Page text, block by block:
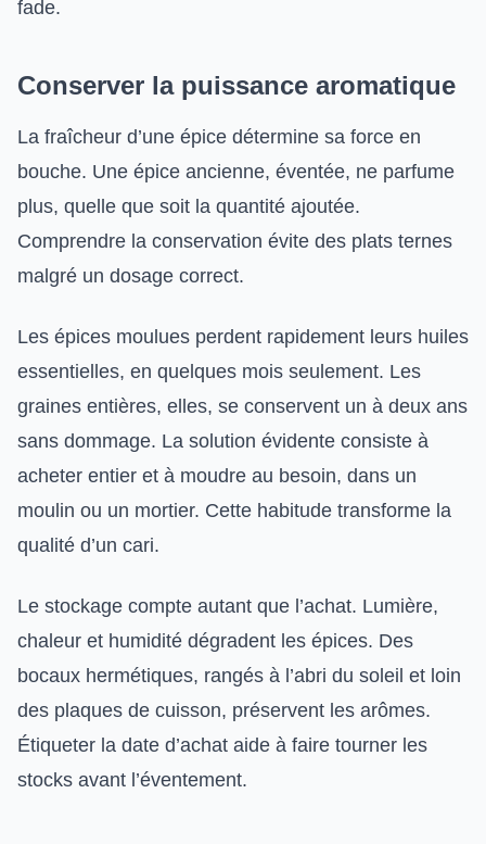
fade.
Conserver la puissance aromatique
La fraîcheur d’une épice détermine sa force en
bouche. Une épice ancienne, éventée, ne parfume
plus, quelle que soit la quantité ajoutée.
Comprendre la conservation évite des plats ternes
malgré un dosage correct.
Les épices moulues perdent rapidement leurs huiles
essentielles, en quelques mois seulement. Les
graines entières, elles, se conservent un à deux ans
sans dommage. La solution évidente consiste à
acheter entier et à moudre au besoin, dans un
moulin ou un mortier. Cette habitude transforme la
qualité d’un cari.
Le stockage compte autant que l’achat. Lumière,
chaleur et humidité dégradent les épices. Des
bocaux hermétiques, rangés à l’abri du soleil et loin
des plaques de cuisson, préservent les arômes.
Étiqueter la date d’achat aide à faire tourner les
stocks avant l’éventement.